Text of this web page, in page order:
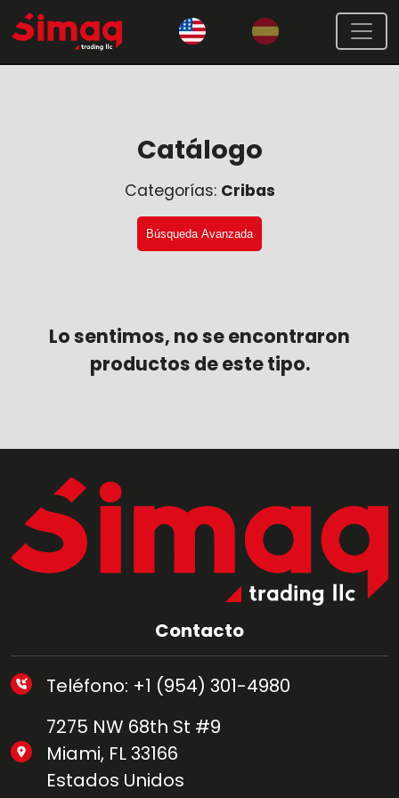
Catálogo
Categorías: Cribas
Búsqueda Avanzada
Lo sentimos, no se encontraron
productos de este tipo.
Contacto
Teléfono: +1 (954) 301-4980
7275 NW 68th St #9
Miami, FL 33166
Estados Unidos